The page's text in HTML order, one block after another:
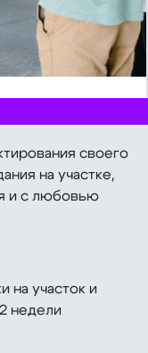
своего
на участке,
и с любовью
на участок и
недели